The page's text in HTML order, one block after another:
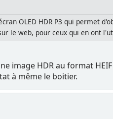
OLED HDR P3 qui permet
le web, pour ceux qui en ont
image HDR au format
à même le boitier.